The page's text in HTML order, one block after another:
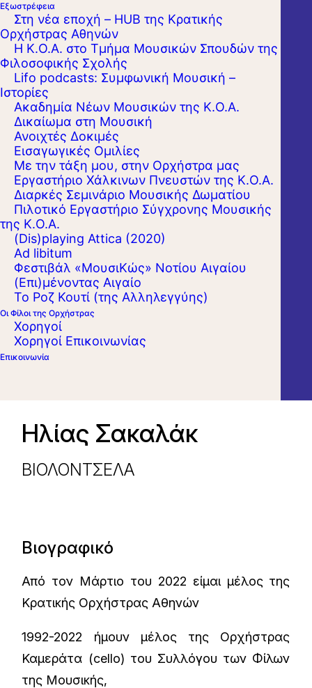
Εξωστρέφεια
Στη νέα εποχή – HUB της Κρατικής
Ορχήστρας Αθηνών
Η Κ.Ο.Α. στο Τμήμα Μουσικών Σπουδών της
Φιλοσοφικής Σχολής
Lifo podcasts: Συμφωνική Μουσική –
Ιστορίες
Ακαδημία Νέων Μουσικών της Κ.Ο.Α.
Δικαίωμα στη Μουσική
Ανοιχτές Δοκιμές
Εισαγωγικές Ομιλίες
Με την τάξη μου, στην Ορχήστρα μας
Εργαστήριo Χάλκινων Πνευστών της Κ.Ο.Α.
Διαρκές Σεμινάριο Μουσικής Δωματίου
Πιλοτικό Εργαστήριο Σύγχρονης Μουσικής
της Κ.Ο.Α.
(Dis)playing Attica (2020)
Ad libitum
Φεστιβάλ «ΜουσιΚώς» Νοτίου Αιγαίου
(Επι)μένοντας Αιγαίο
Το Ροζ Κουτί (της Αλληλεγγύης)
Οι Φίλοι της Ορχήστρας
Χορηγοί
Χορηγοί Επικοινωνίας
Επικοινωνία
Ηλίας Σακαλάκ
ΒΙΟΛΟΝΤΣΕΛΑ
Βιογραφικό
Από τον Μάρτιο του 2022 είμαι μέλος της
Κρατικής Ορχήστρας Αθηνών
1992-2022 ήμουν μέλος της Ορχήστρας
Καμεράτα (cello) του Συλλόγου των Φίλων
της Μουσικής,